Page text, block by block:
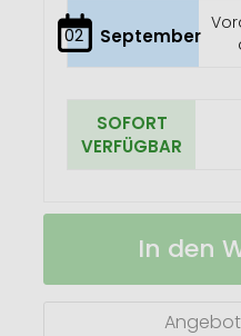
02 September
SOFORT
VERFÜGBAR
Notizquader
Holz
Auf
In den